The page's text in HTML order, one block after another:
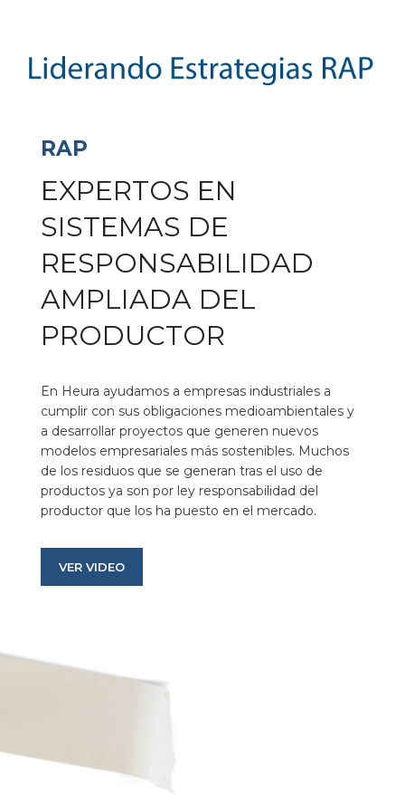
RAP
EXPERTOS EN
SISTEMAS DE
RESPONSABILIDAD
AMPLIADA DEL
PRODUCTOR
En Heura ayudamos a empresas industriales a
cumplir con sus obligaciones medioambientales y
a desarrollar proyectos que generen nuevos
modelos empresariales más sostenibles. Muchos
de los residuos que se generan tras el uso de
productos ya son por ley responsabilidad del
productor que los ha puesto en el mercado.
VER VIDEO